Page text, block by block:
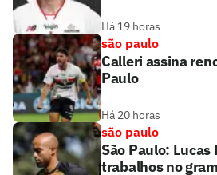
Há 19 horas
são paulo
Calleri assina
Paulo
Há 20 horas
são paulo
São Paulo:
trabalhos no